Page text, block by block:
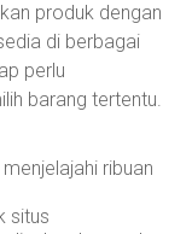
produk dengan
di berbagai
perlu
barang tertentu.
ribuan
situs